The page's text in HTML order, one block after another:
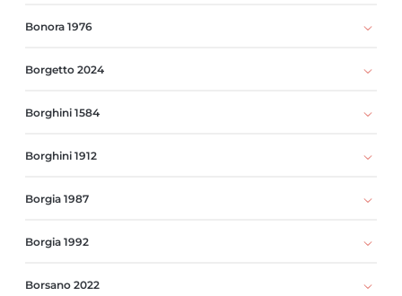
Bonora 1976
Borgetto 2024
Borghini 1584
Borghini 1912
Borgia 1987
Borgia 1992
Borsano 2022